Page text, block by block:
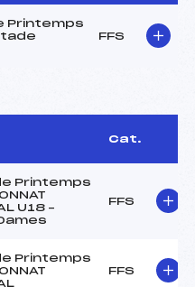
Printemps
FFS
Cat.
Printemps
U18 –
FFS
Printemps
FFS